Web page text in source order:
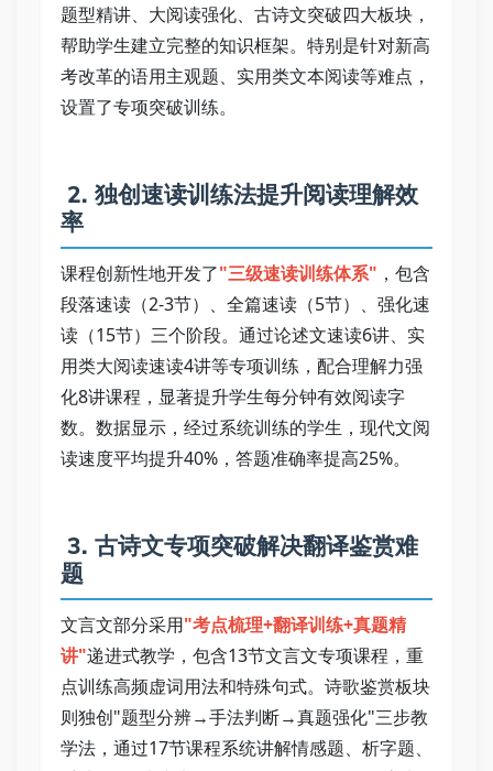
题型精讲、大阅读强化、古诗文突破四大板块，
帮助学生建立完整的知识框架。特别是针对新高
考改革的语用主观题、实用类文本阅读等难点，
设置了专项突破训练。
率
课程创新性地开发了"三级速读训练体系" ，包含
段落速读（2-3节）、全篇速读（5节）、强化速
读（15节）三个阶段。通过论述文速读6讲、实
用类大阅读速读4讲等专项训练，配合理解力强
化8讲课程，显著提升学生每分钟有效阅读字
数。数据显示，经过系统训练的学生，现代文阅
读速度平均提升40%，答题准确率提高25%。
题
文言文部分采用"考点梳理+翻译训练+真题精
讲"递进式教学，包含13节文言文专项课程，重
点训练高频虚词用法和特殊句式。诗歌鉴赏板块
则独创"题型分辨→手法判断→真题强化"三步教
学法，通过17节课程系统讲解情感题、析字题、